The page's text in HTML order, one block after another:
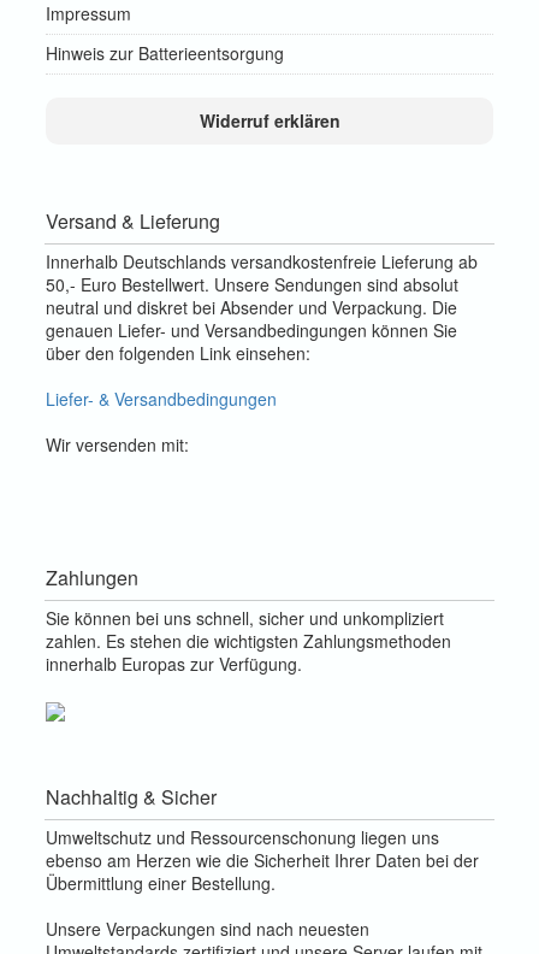
Impressum
Hinweis zur Batterieentsorgung
Widerruf erklären
Versand & Lieferung
Innerhalb Deutschlands versandkostenfreie Lieferung ab
50,- Euro Bestellwert. Unsere Sendungen sind absolut
neutral und diskret bei Absender und Verpackung. Die
genauen Liefer- und Versandbedingungen können Sie
über den folgenden Link einsehen:
Liefer- & Versandbedingungen
Wir versenden mit:
Zahlungen
Sie können bei uns schnell, sicher und unkompliziert
zahlen. Es stehen die wichtigsten Zahlungsmethoden
innerhalb Europas zur Verfügung.
Nachhaltig & Sicher
Umweltschutz und Ressourcenschonung liegen uns
ebenso am Herzen wie die Sicherheit Ihrer Daten bei der
Übermittlung einer Bestellung.
Unsere Verpackungen sind nach neuesten